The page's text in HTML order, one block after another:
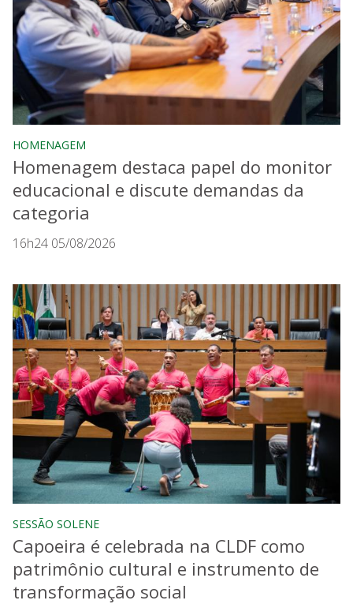
HOMENAGEM
Homenagem destaca papel do monitor
educacional e discute demandas da
categoria
16h24 05/08/2026
SESSÃO SOLENE
Capoeira é celebrada na CLDF como
patrimônio cultural e instrumento de
transformação social